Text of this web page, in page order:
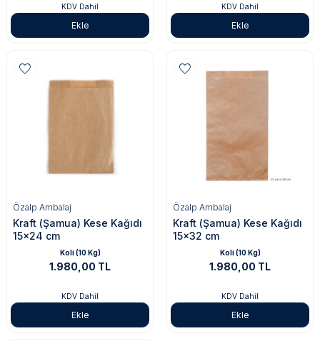
KDV Dahil
Ekle
KDV Dahil
Ekle
Özalp Ambalaj
Kraft (Şamua) Kese Kağıdı
15x24 cm
Koli (10 Kg)
1.980,00 TL
KDV Dahil
Ekle
Özalp Ambalaj
Kraft (Şamua) Kese Kağıdı
15x32 cm
Koli (10 Kg)
1.980,00 TL
KDV Dahil
Ekle